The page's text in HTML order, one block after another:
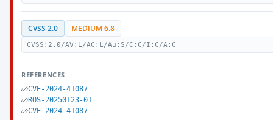
CVSS 2.0 MEDIUM 6.8
CVSS:2.0/AV:L/AC:L/Au:S/C:C/I:C/A:C
REFERENCES
CVE-2024-41087
ROS-20250123-01
CVE-2024-41087